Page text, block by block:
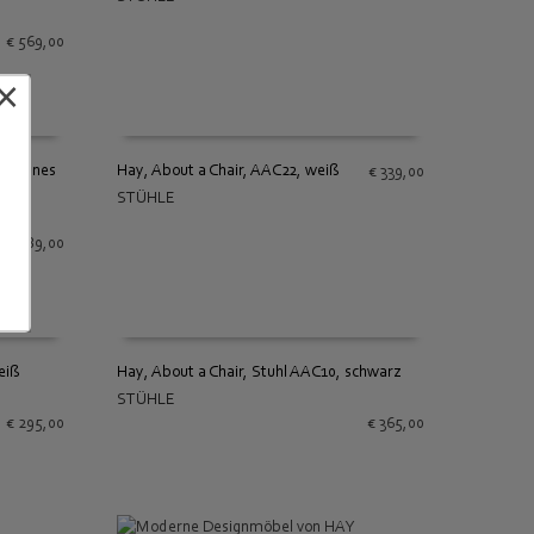
€569,00
grünes
489,00
Hay, About a Chair, AAC22, weiß
STÜHLE
€ 339,00
€295,00
Hay, About a Chair, Stuhl AAC10, schwarz
STÜHLE
€ 365,00